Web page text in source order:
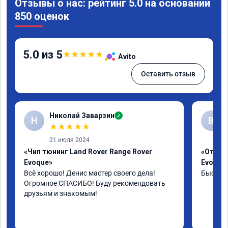
Отзывы о нас: рейтинг 5.0 на основании
850 оценок
5.0 из 5★★★★★ Avito
Оставить отзыв
Н Николай Заварзин ✓
★★★★★
21 июля 2024
«Чип тюнинг Land Rover Range Rover
Evoque»
Всё хорошо! Денис мастер своего дела!
Огромное СПАСИБО! Буду рекомендовать
друзьям и знакомым!
В
Быстро